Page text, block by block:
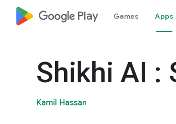
google_logo Play Games Apps
Shikhi AI :
Kamil Hassan